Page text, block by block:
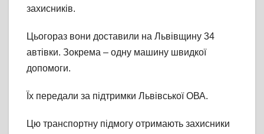
захисників.
Цьогораз вони доставили на Львівщину 34
автівки. Зокрема – одну машину швидкої
допомоги.
Їх передали за підтримки Львівської ОВА.
Цю транспортну підмогу отримають захисники